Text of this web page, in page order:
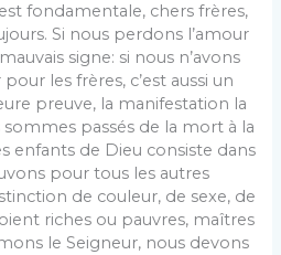
fon­damentale, chers frères,
Si nous perdons l’amour
signe: si nous n’avons
les frères, c’est aussi un
preuve, la manifestation la
passés de la mort à la
enfants de Dieu consiste dans
pour tous les autres
de couleur, de sexe, de
riches ou pauvres, maîtres
le Seigneur, nous devons